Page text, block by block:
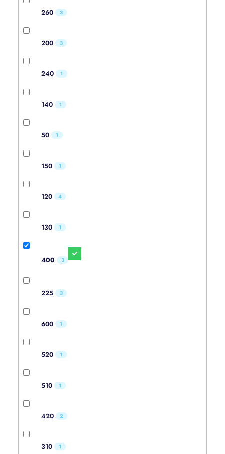
260 3
200 3
240 1
140 1
50 1
150 1
120 4
130 1
400 3
225 3
600 1
520 1
510 1
420 2
310 1